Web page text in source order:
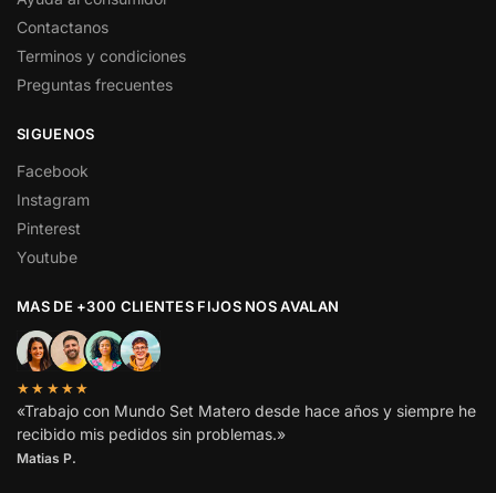
Contactanos
Terminos y condiciones
Preguntas frecuentes
SIGUENOS
Facebook
Instagram
Pinterest
Youtube
MAS DE +300 CLIENTES FIJOS NOS AVALAN
★★★★★
«Trabajo con Mundo Set Matero desde hace años y siempre he
recibido mis pedidos sin problemas.»
Matias P.